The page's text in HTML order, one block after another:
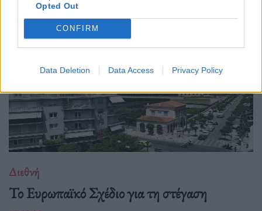
Opted Out
CONFIRM
Data Deletion Data Access Privacy Policy
Διεθνή
Το Ευρωπαϊκό Σχέδιο για τη στέγαση